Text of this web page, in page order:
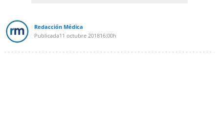
Redacción Médica
Publicada11 octubre 201816:00h